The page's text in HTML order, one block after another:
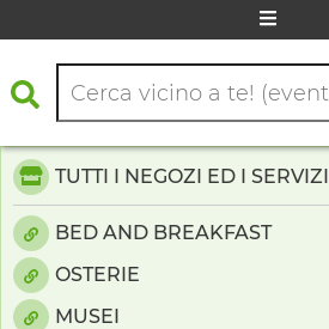
TUTTI I NEGOZI ED I SERVIZI
BED AND BREAKFAST
OSTERIE
MUSEI